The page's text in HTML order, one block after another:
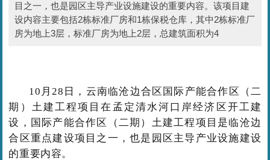
目之一，也是园区主导产业设施建设的重要内容。该项目建
设内容主要包括2栋标准厂房和1栋保税仓库，其中2栋标准厂
房为地上3层，标准厂房为地上2层，总建筑面积为4
10月28日，云南临沧边合区国际产能合作区（二
期）土建工程项目在孟定清水河口岸经济区开工建
设， 国际产能合作区（二期）土建工程项目是临沧边
合区重点建设项目之一，也是园区主导产业设施建设
的重要内容。